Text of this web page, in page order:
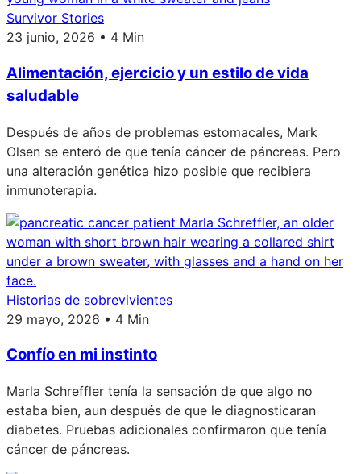
Survivor Stories
23 junio, 2026 • 4 Min
Alimentación, ejercicio y un estilo de vida
saludable
Después de años de problemas estomacales, Mark
Olsen se enteró de que tenía cáncer de páncreas. Pero
una alteración genética hizo posible que recibiera
inmunoterapia.
Historias de sobrevivientes
29 mayo, 2026 • 4 Min
Confío en mi instinto
Marla Schreffler tenía la sensación de que algo no
estaba bien, aun después de que le diagnosticaran
diabetes. Pruebas adicionales confirmaron que tenía
cáncer de páncreas.